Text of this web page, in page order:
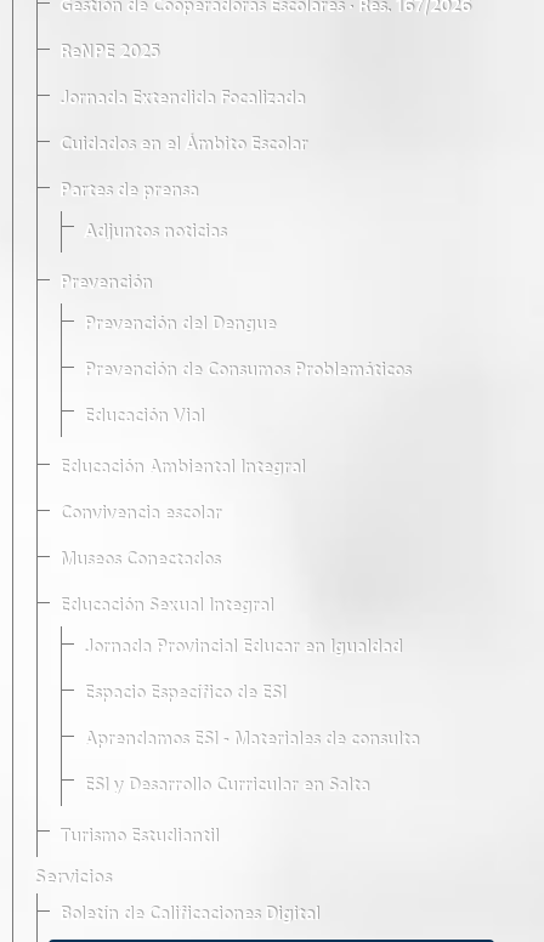
Gestión de Cooperadoras Escolares · Res. 167/2026
ReNPE 2025
Jornada Extendida Focalizada
Cuidados en el Ámbito Escolar
Partes de prensa
Adjuntos noticias
Prevención
Prevención del Dengue
Prevención de Consumos Problemáticos
Educación Vial
Educación Ambiental Integral
Convivencia escolar
Museos Conectados
Educación Sexual Integral
Jornada Provincial Educar en Igualdad
Espacio Específico de ESI
Aprendamos ESI - Materiales de consulta
ESI y Desarrollo Curricular en Salta
Turismo Estudiantil
Servicios
Boletín de Calificaciones Digital